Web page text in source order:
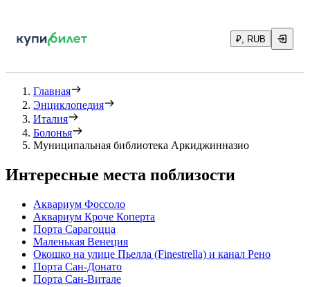
₽, RUB
Главная
Энциклопедия
Италия
Болонья
Муниципальная библиотека Аркиджинназио
Интересные места поблизости
Аквариум Фоссоло
Аквариум Кроче Коперта
Порта Сарагоцца
Маленькая Венеция
Окошко на улице Пьелла (Finestrella) и канал Рено
Порта Сан-Донато
Порта Сан-Витале